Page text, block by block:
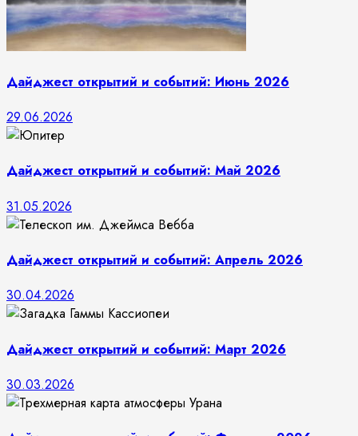
Дайджест открытий и событий: Июнь 2026
29.06.2026
Дайджест открытий и событий: Май 2026
31.05.2026
Дайджест открытий и событий: Апрель 2026
30.04.2026
Дайджест открытий и событий: Март 2026
30.03.2026